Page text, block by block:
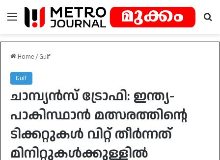
Menu
Home / Gulf
Gulf
ചാമ്പ്യന്‍സ് ട്രോഫി: ഇന്ത്യ-
പാകിസ്ഥാന്‍ മത്സരത്തിന്റെ
ടിക്കറ്റുകള്‍ വിറ്റ് തീര്‍ന്നത്
മിനിറ്റുകള്‍ക്കുള്ളില്‍